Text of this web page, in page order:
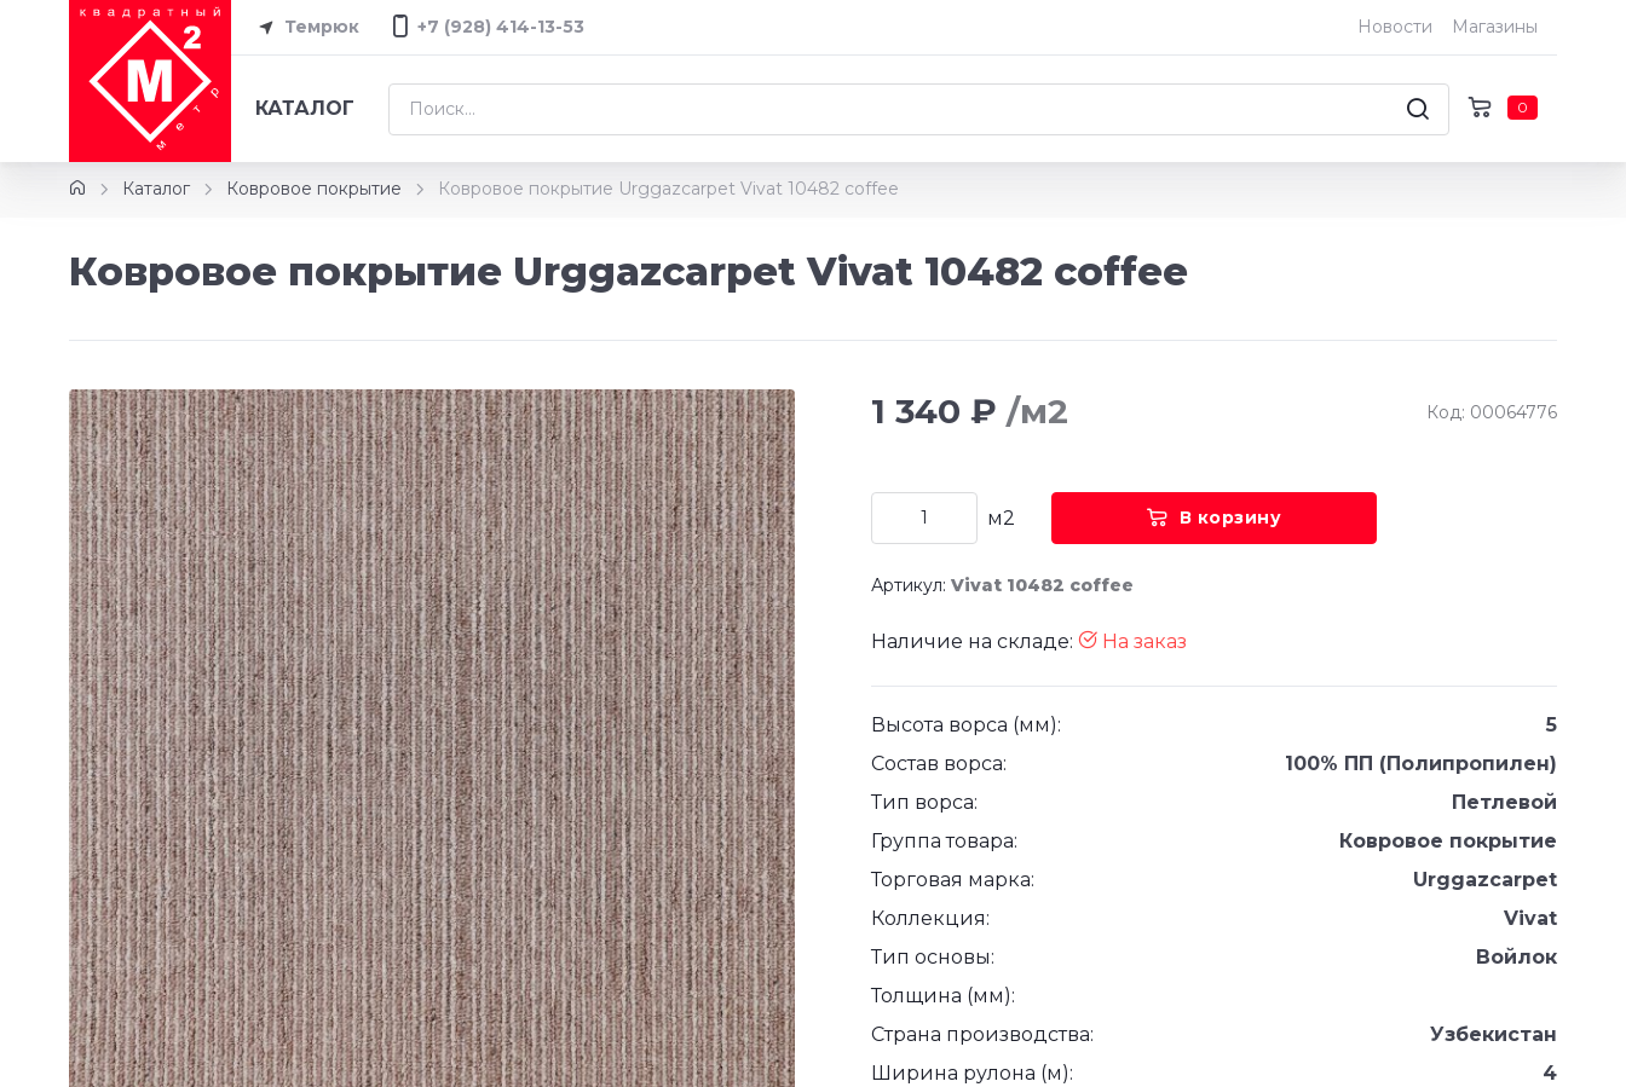
Темрюк +7 (928) 414-13-53 Новости Магазины
КАТАЛОГ 0
Каталог Ковровое покрытие Ковровое покрытие Urggazcarpet Vivat 10482 coffee
Ковровое покрытие Urggazcarpet Vivat 10482 coffee
1 340 ₽ /м2 Код: 00064776
м2 В корзину
Артикул: Vivat 10482 coffee
Наличие на складе: На заказ
Высота ворса (мм):
5
Состав ворса:
100% ПП (Полипропилен)
Тип ворса:
Петлевой
Группа товара:
Ковровое покрытие
Торговая марка:
Urggazcarpet
Коллекция:
Vivat
Тип основы:
Войлок
Толщина (мм):
Страна производства:
Узбекистан
Ширина рулона (м):
4